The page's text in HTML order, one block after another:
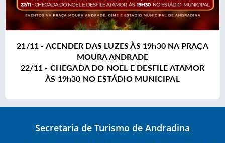
21/11 - ACENDER DAS LUZES ÀS 19h30 NA PRAÇA
MOURA ANDRADE
22/11 - CHEGADA DO NOEL E DESFILE ATAMOR
ÀS 19h30 NO ESTÁDIO MUNICIPAL
Secretaria de Turismo de Andradina